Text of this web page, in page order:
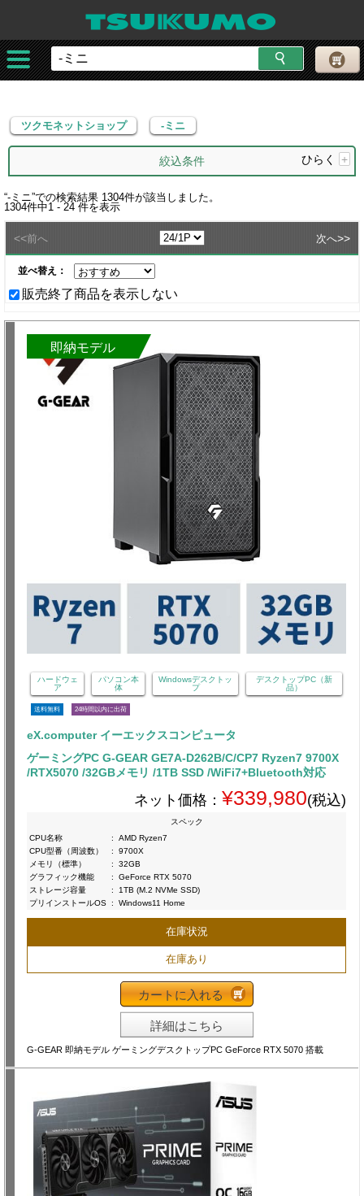
ツクモネットショップ
ツクモネットショップ -ミニ
絞込条件 ひらく +
“-ミニ”での検索結果 1304件が該当しました。
1304件中1 - 24 件を表示
<<前へ 次へ>>
並べ替え：
販売終了商品を表示しない
即納モデル
ハードウェ
ア
パソコン本
体
Windowsデスクトッ
プ
デスクトップPC（新
品）
送料無料 24時間以内に出荷
eX.computer イーエックスコンピュータ
ゲーミングPC G-GEAR GE7A-D262B/C/CP7 Ryzen7 9700X
/RTX5070 /32GBメモリ /1TB SSD /WiFi7+Bluetooth対応
ネット価格： ¥339,980(税込)
スペック
CPU名称
:
AMD Ryzen7
CPU型番（周波数）
:
9700X
メモリ（標準）
:
32GB
グラフィック機能
:
GeForce RTX 5070
ストレージ容量
:
1TB (M.2 NVMe SSD)
プリインストールOS : Windows11 Home
在庫状況
在庫あり
カートに入れる
詳細はこちら
G-GEAR 即納モデル ゲーミングデスクトップPC GeForce RTX 5070 搭載